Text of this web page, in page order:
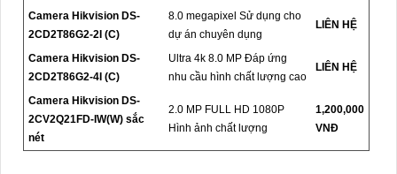
Camera Hikvision DS-
2CD2T86G2-2I (C)
8.0 megapixel Sử dụng cho
dự án chuyên dụng
LIÊN HỆ
Camera Hikvision DS-
2CD2T86G2-4I (C)
Ultra 4k 8.0 MP Đáp ứng
nhu cầu hình chất lượng cao
LIÊN HỆ
Camera Hikvision DS-
2CV2Q21FD-IW(W) sắc
nét
2.0 MP FULL HD 1080P
Hình ảnh chất lượng
1,200,000
VNĐ